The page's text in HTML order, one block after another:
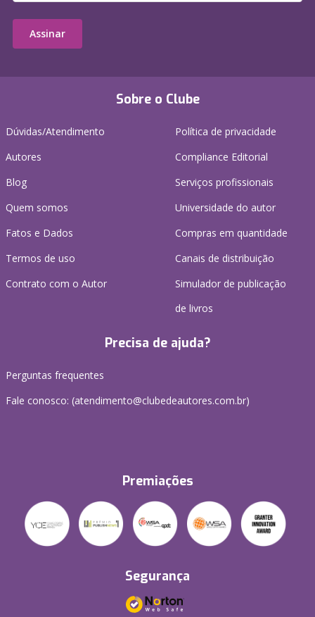
Sobre o Clube
Dúvidas/Atendimento
Autores
Blog
Quem somos
Fatos e Dados
Termos de uso
Contrato com o Autor
Política de privacidade
Compliance Editorial
Serviços profissionais
Universidade do autor
Compras em quantidade
Canais de distribuição
Simulador de publicação
de livros
Precisa de ajuda?
Perguntas frequentes
Fale conosco: (atendimento@clubedeautores.com.br)
Premiações
Segurança
Assinar